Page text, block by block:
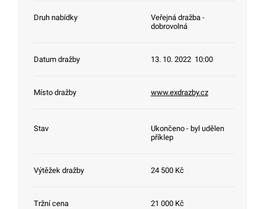
Druh nabídky
Veřejná dražba -
dobrovolná
Datum dražby 13. 10. 2022 10:00
Místo dražby www.exdrazby.cz
Stav
Ukončeno - byl udělen
příklep
Výtěžek dražby 24 500 Kč
Tržní cena 21 000 Kč